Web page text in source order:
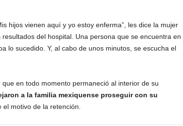
hijos vienen aquí y yo estoy enferma”, les dice la mujer
del hospital. Una persona que se encuentra en
lo sucedido. Y, al cabo de unos minutos, se escucha el
en todo momento permaneció al interior de su
a la familia mexiquense proseguir con su
el motivo de la retención.